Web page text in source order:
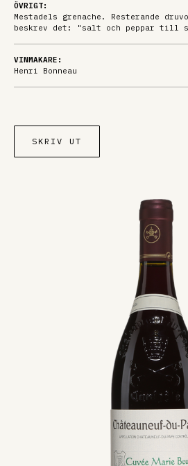
ÖVRIGT:
Mestadels grenache. Resterande
beskrev det: "salt och peppar till
VINMAKARE:
Henri Bonneau
SKRIV UT